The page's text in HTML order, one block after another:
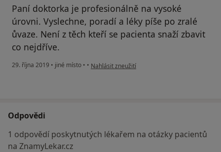
Paní doktorka je profesionálně na vysoké
úrovni. Vyslechne, poradí a léky píše po zralé
ůvaze. Není z těch kteří se pacienta snaží zbavit
co nejdříve.
29. října 2019 • jiné místo • • podle názoru uživatele Váš účet byl odstraněn
Nahlásit zneužití
Odpovědi
1 odpovědí poskytnutých lékařem na otázky pacientů
na ZnamyLekar.cz